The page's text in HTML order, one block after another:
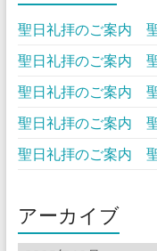
聖日礼拝のご案内
聖日礼拝のご案内
聖日礼拝のご案内
聖日礼拝のご案内
聖日礼拝のご案内
アーカイブ